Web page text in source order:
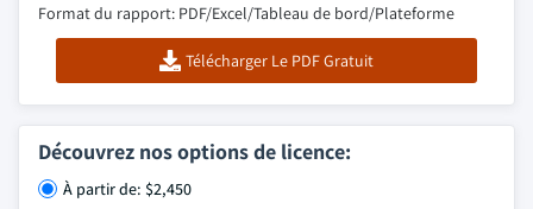
Format du rapport: PDF/Excel/Tableau de bord/Plateforme
Télécharger Le PDF Gratuit
Découvrez nos options de licence:
À partir de: $2,450